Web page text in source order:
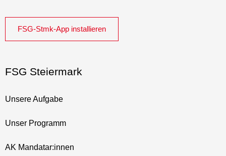
FSG-Stmk-App installieren
FSG Steiermark
Unsere Aufgabe
Unser Programm
AK Mandatar:innen